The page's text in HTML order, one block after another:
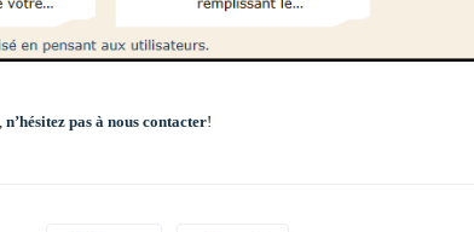
n’hésitez pas à nous contacter!